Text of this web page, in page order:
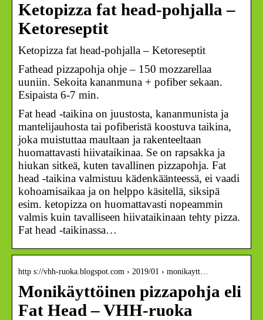
Ketopizza fat head-pohjalla –
Ketoreseptit
Ketopizza fat head-pohjalla – Ketoreseptit
Fathead pizzapohja ohje – 150 mozzarellaa
uuniin. Sekoita kananmuna + pofiber sekaan.
Esipaista 6-7 min.
Fat head -taikina on juustosta, kananmunista ja
mantelijauhosta tai pofiberistä koostuva taikina,
joka muistuttaa maultaan ja rakenteeltaan
huomattavasti hiivataikinaa. Se on rapsakka ja
hiukan sitkeä, kuten tavallinen pizzapohja. Fat
head -taikina valmistuu kädenkäänteessä, ei vaadi
kohoamisaikaa ja on helppo käsitellä, siksipä
esim. ketopizza on huomattavasti nopeammin
valmis kuin tavalliseen hiivataikinaan tehty pizza.
Fat head -taikinassa…
http s://vhh-ruoka.blogspot.com › 2019/01 › monikaytt…
Monikäyttöinen pizzapohja eli
Fat Head – VHH-ruoka